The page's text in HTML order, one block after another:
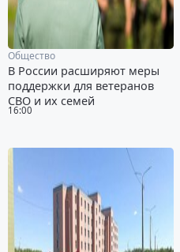
16:00
Общество
В России расширяют меры
поддержки для ветеранов
СВО и их семей